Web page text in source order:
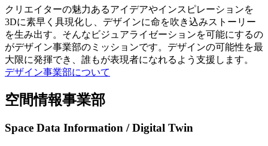
クリエイターの魅力あるアイデアやインスピレーションを
3Dに素早く具現化し、デザインに命を吹き込みストーリー
を生み出す。そんなビジュアライゼーションを可能にするの
がデザイン事業部のミッションです。デザインの可能性を最
大限に発揮でき、誰もが表現者になれるよう支援します。
デザイン事業部について
空間情報事業部
Space Data Information / Digital Twin